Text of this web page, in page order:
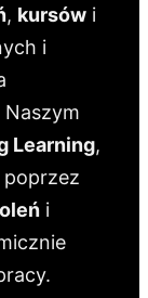
, kursów i
i
Learning,
poprzez
i